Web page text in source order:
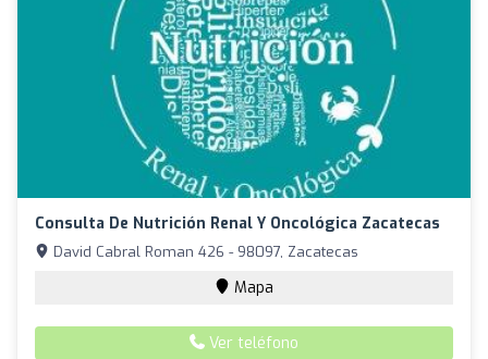
Consulta De Nutrición Renal Y Oncológica Zacatecas
David Cabral Roman 426 - 98097, Zacatecas
Mapa
Ver teléfono